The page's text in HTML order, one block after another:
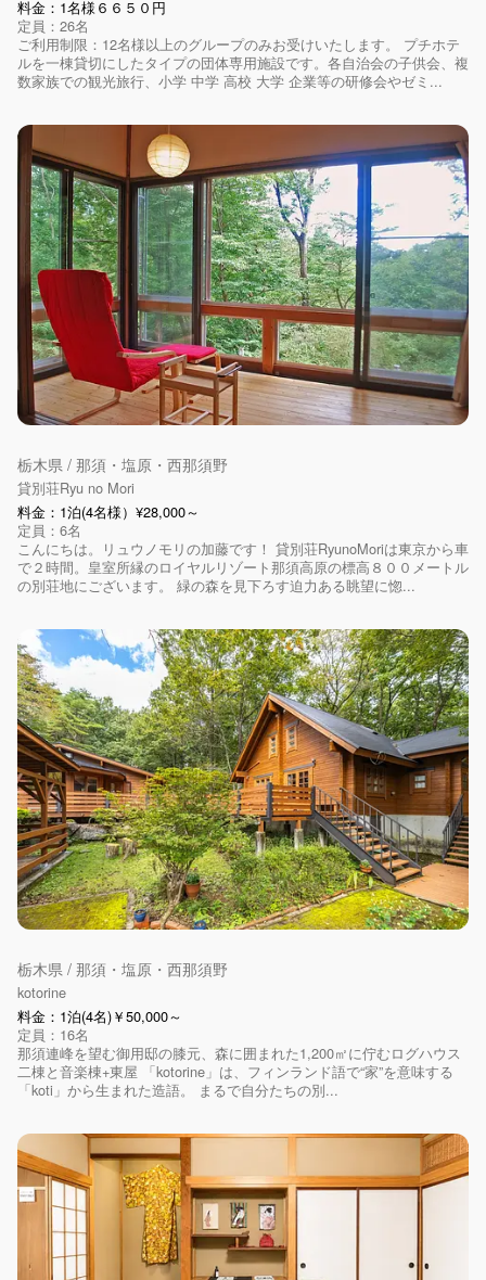
料金：1名様６６５０円
定員：26名
ご利用制限：12名様以上のグループのみお受けいたします。 プチホテ
ルを一棟貸切にしたタイプの団体専用施設です。各自治会の子供会、複
数家族での観光旅行、小学 中学 高校 大学 企業等の研修会やゼミ...
栃木県 / 那須・塩原・西那須野
貸別荘Ryu no Mori
料金：1泊(4名様）¥28,000～
定員：6名
こんにちは。リュウノモリの加藤です！ 貸別荘RyunoMoriは東京から車
で２時間。皇室所縁のロイヤルリゾート那須高原の標高８００メートル
の別荘地にございます。 緑の森を見下ろす迫力ある眺望に惚...
栃木県 / 那須・塩原・西那須野
kotorine
料金：1泊(4名)￥50,000～
定員：16名
那須連峰を望む御用邸の膝元、森に囲まれた1,200㎡に佇むログハウス
二棟と音楽棟+東屋 「kotorine」は、フィンランド語で“家”を意味する
「koti」から生まれた造語。 まるで自分たちの別...